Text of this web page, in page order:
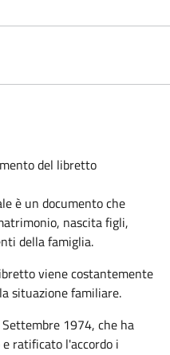
è un documento che
nascita figli,
della famiglia.
viene costantemente
situazione familiare.
1974, che ha
ratificato l'accordo i